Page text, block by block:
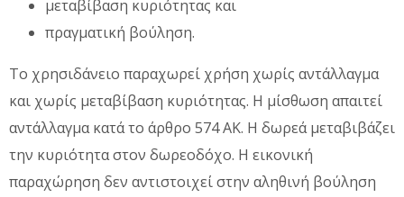
μεταβίβαση κυριότητας και
πραγματική βούληση.
Το χρησιδάνειο παραχωρεί χρήση χωρίς αντάλλαγμα
και χωρίς μεταβίβαση κυριότητας. Η μίσθωση απαιτεί
αντάλλαγμα κατά το άρθρο 574 ΑΚ. Η δωρεά μεταβιβάζει
την κυριότητα στον δωρεοδόχο. Η εικονική
παραχώρηση δεν αντιστοιχεί στην αληθινή βούληση